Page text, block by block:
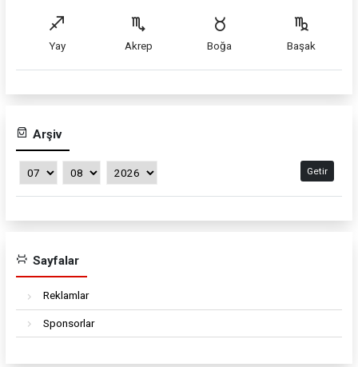
Yay Akrep Boğa Başak
Arşiv
Getir
Sayfalar
Reklamlar
Sponsorlar